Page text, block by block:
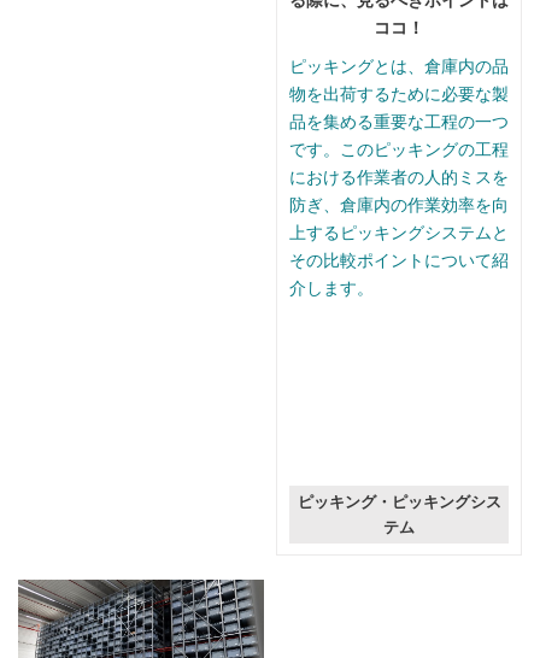
ココ！
ピッキングとは、倉庫内の品
物を出荷するために必要な製
品を集める重要な工程の一つ
です。このピッキングの工程
における作業者の人的ミスを
防ぎ、倉庫内の作業効率を向
上するピッキングシステムと
その比較ポイントについて紹
介します。
ピッキング・ピッキングシス
テム